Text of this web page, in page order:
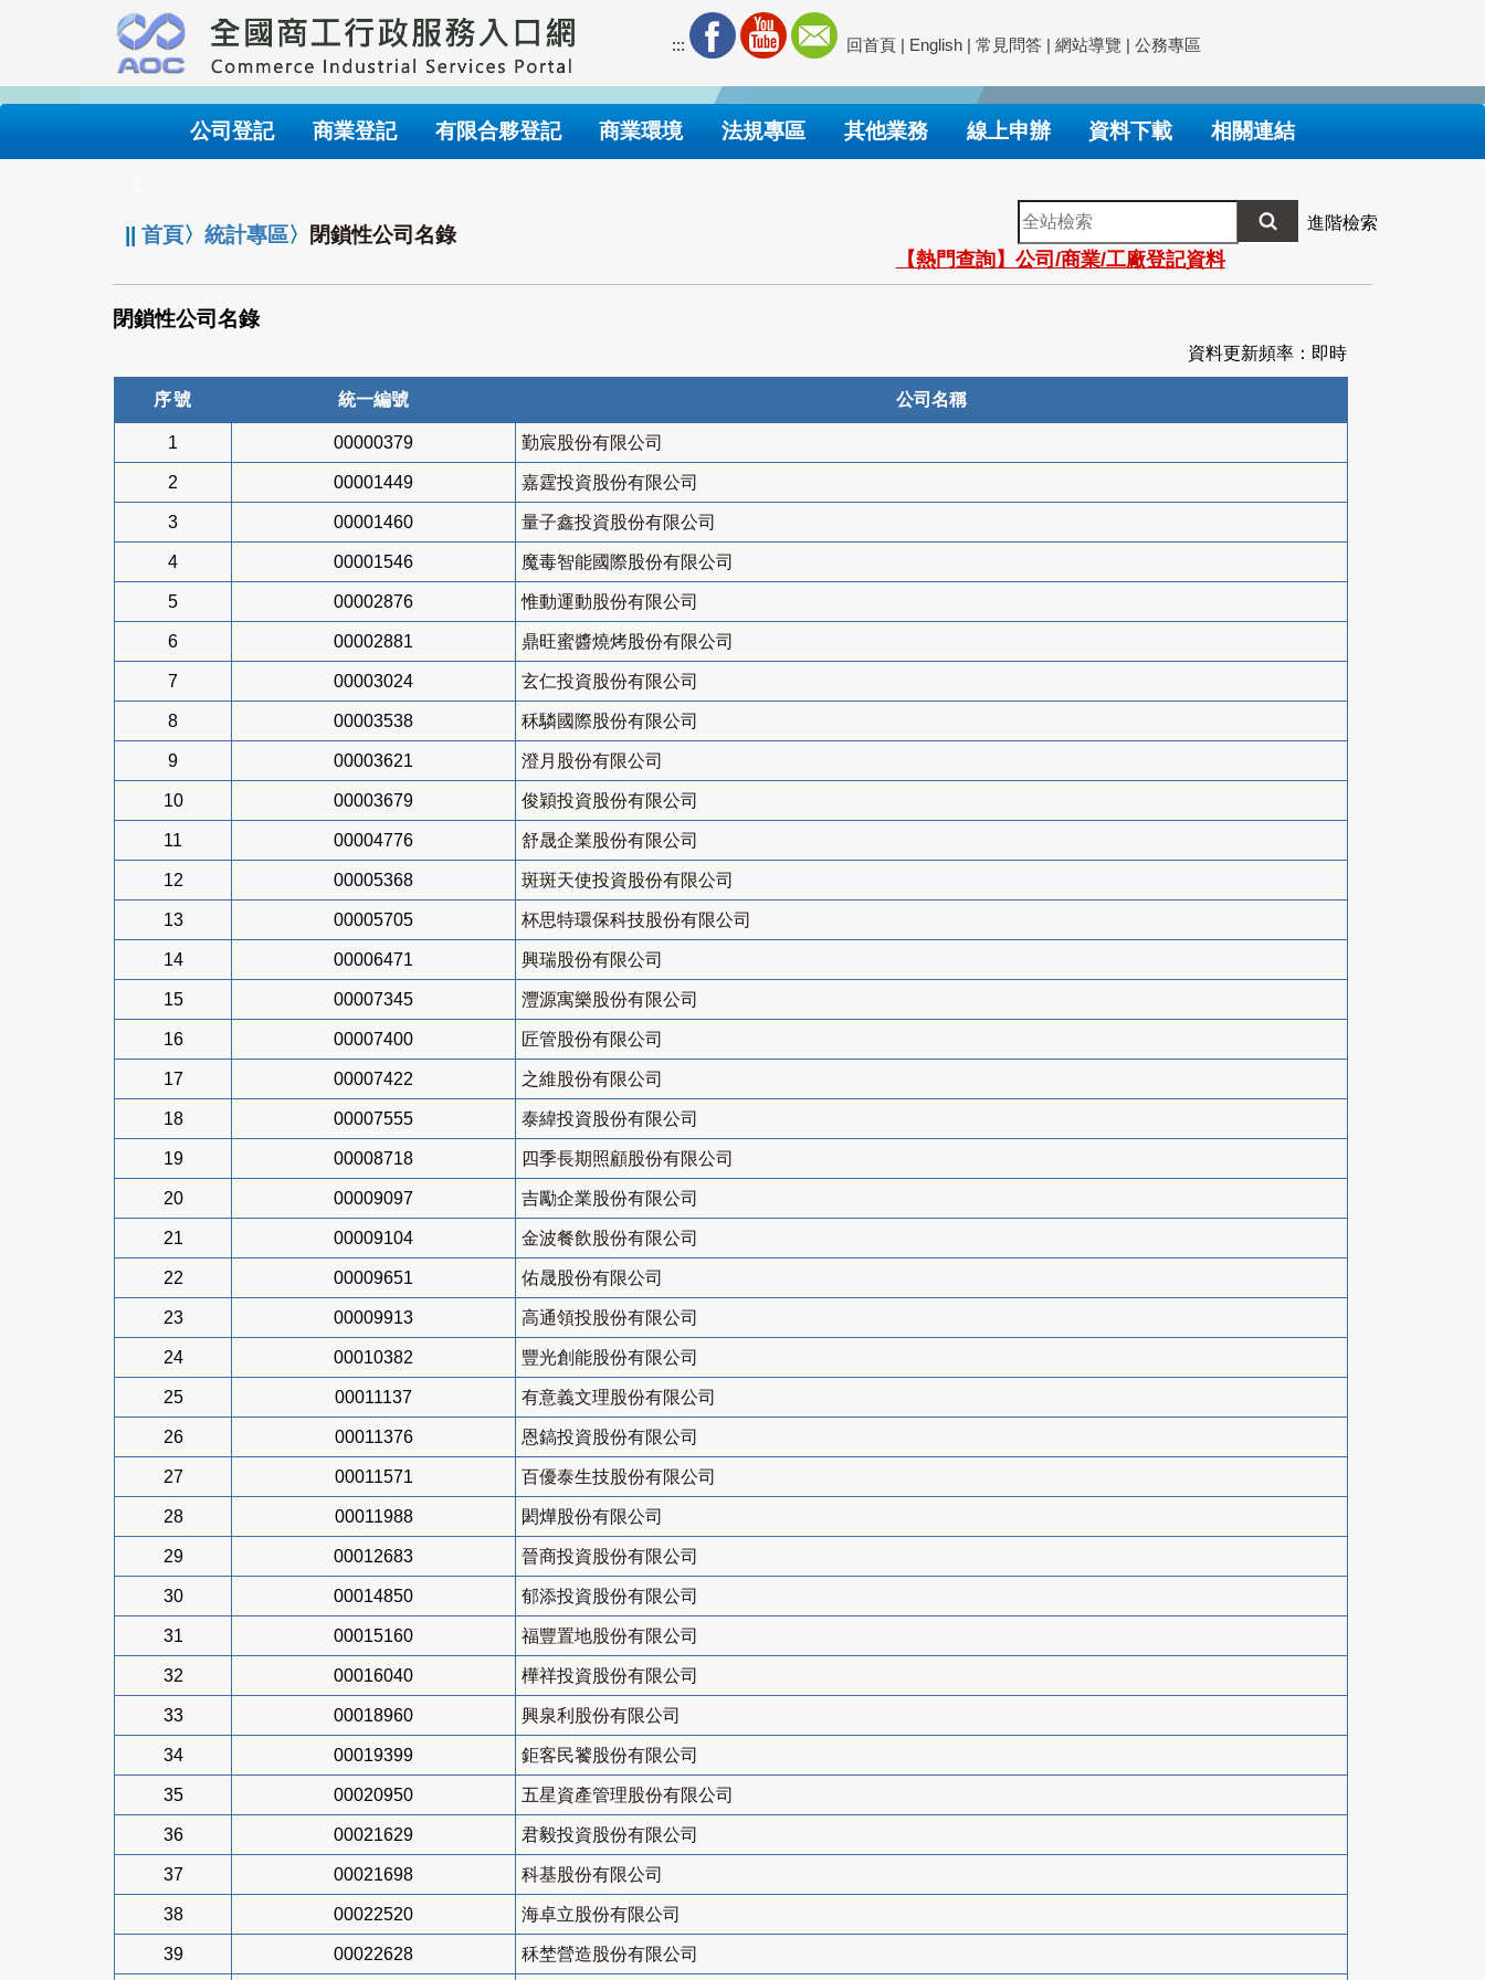
要
內
::: 回首頁 | English | 常見問答 | 網站導覽 | 公務專區
公司登記 商業登記 有限合夥登記 商業環境 法規專區 其他業務 線上申辦 資料下載 相關連結
||首頁〉統計專區〉 閉鎖性公司名錄
全
站
檢
索
進階檢索
【熱門查詢】公司/商業/工廠登記資料
閉鎖性公司名錄
資料更新頻率：即時
序號 統一編號 公司名稱
1 00000379 勤宸股份有限公司
2 00001449 嘉霆投資股份有限公司
3 00001460 量子鑫投資股份有限公司
4 00001546 魔毒智能國際股份有限公司
5 00002876 惟動運動股份有限公司
6 00002881 鼎旺蜜醬燒烤股份有限公司
7 00003024 玄仁投資股份有限公司
8 00003538 秝驎國際股份有限公司
9 00003621 澄月股份有限公司
10 00003679 俊穎投資股份有限公司
11 00004776 舒晟企業股份有限公司
12 00005368 斑斑天使投資股份有限公司
13 00005705 杯思特環保科技股份有限公司
14 00006471 興瑞股份有限公司
15 00007345 灃源寓樂股份有限公司
16 00007400 匠管股份有限公司
17 00007422 之維股份有限公司
18 00007555 泰緯投資股份有限公司
19 00008718 四季長期照顧股份有限公司
20 00009097 吉勵企業股份有限公司
21 00009104 金波餐飲股份有限公司
22 00009651 佑晟股份有限公司
23 00009913 高通領投股份有限公司
24 00010382 豐光創能股份有限公司
25 00011137 有意義文理股份有限公司
26 00011376 恩鎬投資股份有限公司
27 00011571 百優泰生技股份有限公司
28 00011988 閎燁股份有限公司
29 00012683 晉商投資股份有限公司
30 00014850 郁添投資股份有限公司
31 00015160 福豐置地股份有限公司
32 00016040 樺祥投資股份有限公司
33 00018960 興泉利股份有限公司
34 00019399 鉅客民饕股份有限公司
35 00020950 五星資產管理股份有限公司
36 00021629 君毅投資股份有限公司
37 00021698 科基股份有限公司
38 00022520 海卓立股份有限公司
39 00022628 秝埜營造股份有限公司